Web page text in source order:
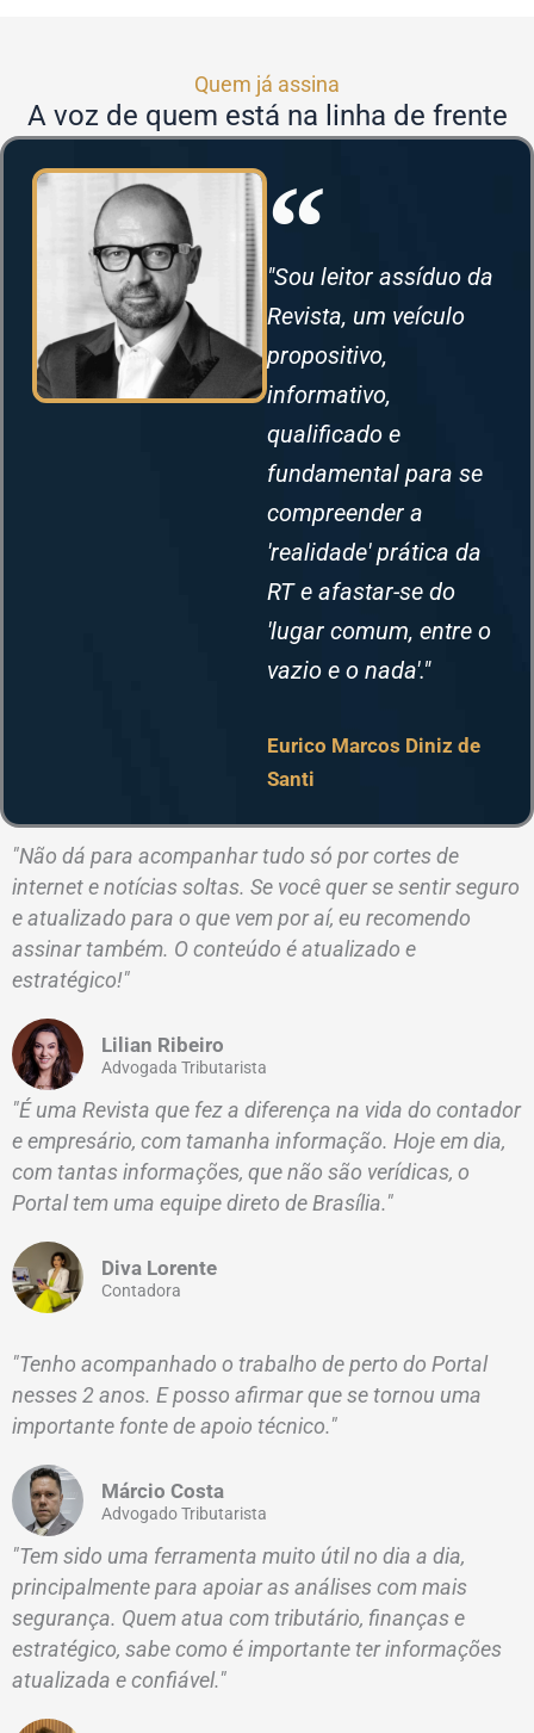
Quem já assina
A voz de quem está na linha de frente
"Sou leitor assíduo da
Revista, um veículo
propositivo,
informativo,
qualificado e
fundamental para se
compreender a
'realidade' prática da
RT e afastar-se do
'lugar comum, entre o
vazio e o nada'."
Eurico Marcos Diniz de
Santi
"Não dá para acompanhar tudo só por cortes de
internet e notícias soltas. Se você quer se sentir seguro
e atualizado para o que vem por aí, eu recomendo
assinar também. O conteúdo é atualizado e
estratégico!"
Lilian Ribeiro
Advogada Tributarista
"É uma Revista que fez a diferença na vida do contador
e empresário, com tamanha informação. Hoje em dia,
com tantas informações, que não são verídicas, o
Portal tem uma equipe direto de Brasília."
Diva Lorente
Contadora
"Tenho acompanhado o trabalho de perto do Portal
nesses 2 anos. E posso afirmar que se tornou uma
importante fonte de apoio técnico."
Márcio Costa
Advogado Tributarista
"Tem sido uma ferramenta muito útil no dia a dia,
principalmente para apoiar as análises com mais
segurança. Quem atua com tributário, finanças e
estratégico, sabe como é importante ter informações
atualizada e confiável."